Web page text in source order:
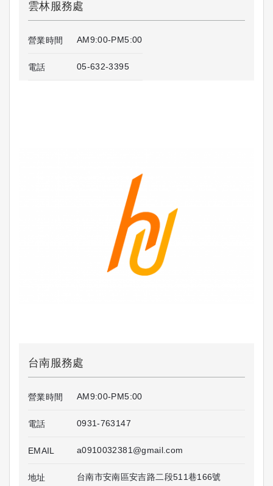
雲林服務處
營業時間 AM9:00-PM5:00
電話 05-632-3395
台南服務處
營業時間 AM9:00-PM5:00
電話 0931-763147
EMAIL a0910032381@gmail.com
地址 台南市安南區安吉路二段511巷166號